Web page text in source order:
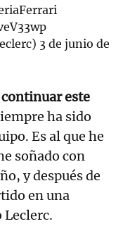
3 de junio de
este
ha sido
Es al que he
soñado con
y después de
en una